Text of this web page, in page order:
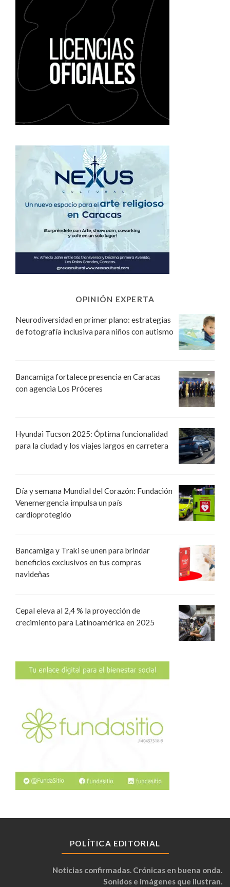
OPINIÓN EXPERTA
Neurodiversidad en primer plano: estrategias
de fotografía inclusiva para niños con autismo
Bancamiga fortalece presencia en Caracas
con agencia Los Próceres
Hyundai Tucson 2025: Óptima funcionalidad
para la ciudad y los viajes largos en carretera
Día y semana Mundial del Corazón: Fundación
Venemergencia impulsa un país
cardioprotegido
Bancamiga y Traki se unen para brindar
beneficios exclusivos en tus compras
navideñas
Cepal eleva al 2,4 % la proyección de
crecimiento para Latinoamérica en 2025
POLÍTICA EDITORIAL
Noticias confirmadas. Crónicas en buena onda.
Sonidos e imágenes que ilustran.